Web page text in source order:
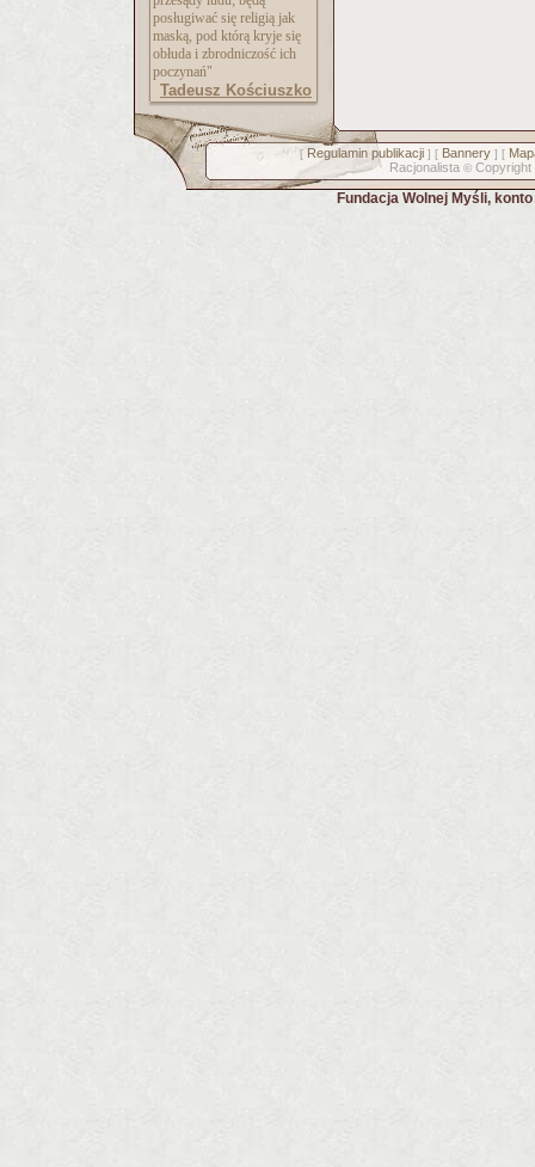
posługiwać się religią jak
maską, pod którą kryje się
obłuda i zbrodniczość ich
poczynań"
Tadeusz Kościuszko
[ Regulamin publikacji] [ Bannery] [
Racjonalista © Copyright
Fundacja Wolnej Myśli,